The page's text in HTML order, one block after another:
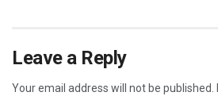
Leave a Reply
Your email address will not be published.